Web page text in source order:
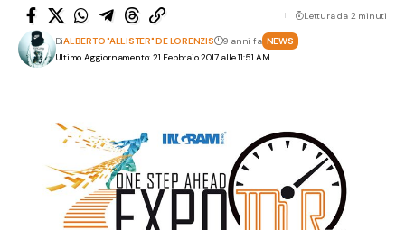
Ultimo Aggiornamento: 21 Febbraio 2017 alle 11:51 AM
DiALBERTO "ALLISTER" DE LORENZIS 9 anni fa NEWS
Lettura da 2 minuti